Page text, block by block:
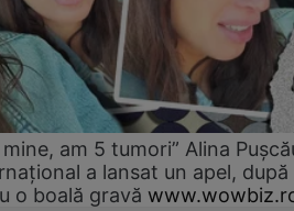
am 5 tumori” Alina
a lansat un apel, după
o boală gravă